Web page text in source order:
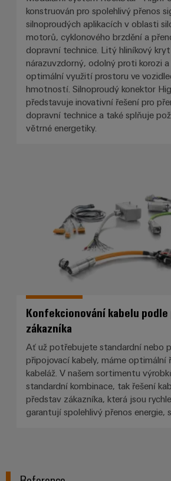
konstruován pro spolehlivý přenos
silnoproudých aplikacích v oblasti
motorů, cyklonového brzdění a
dopravní technice. Litý hliníkový
nárazuvzdorný, odolný proti korozi
optimální využití prostoru ve
hmotností. Silnoproudý konektor
představuje inovativní řešení pro
dopravní technice a také splňuje
větrné energetiky.
Konfekcionování kabelu podle
zákazníka
Ať už potřebujete standardní nebo
připojovací kabely, máme optimální
kabeláž. V našem sortimentu
standardní kombinace, tak řešení
představ zákazníka, která jsou
garantují spolehlivý přenos energie,